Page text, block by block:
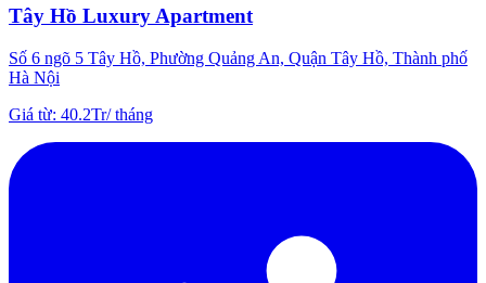
Tây Hồ Luxury Apartment
Số 6 ngõ 5 Tây Hồ, Phường Quảng An, Quận Tây Hồ, Thành phố
Hà Nội
Giá từ: 40.2Tr/tháng